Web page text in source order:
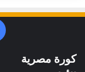
كورة مصرية